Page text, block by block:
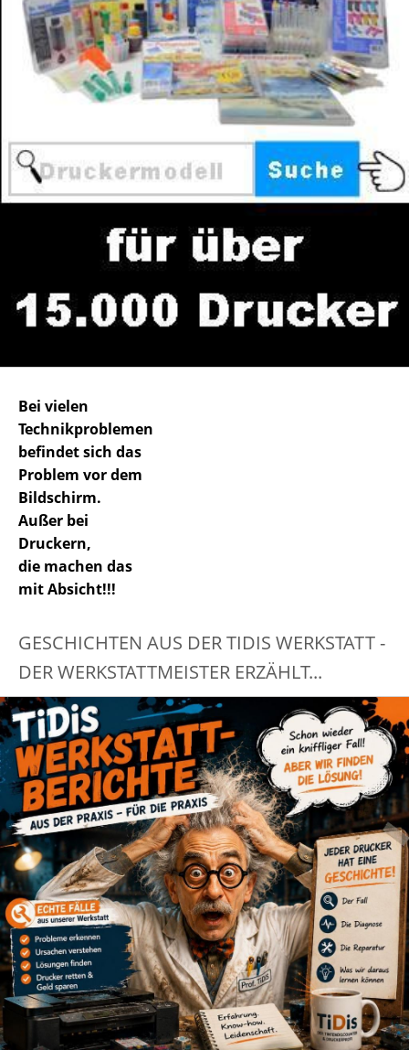
Bei vielen
Technikproblemen
befindet sich das
Problem vor dem
Bildschirm.
Außer bei
Druckern,
die machen das
mit Absicht!!!
GESCHICHTEN AUS DER TIDIS WERKSTATT -
DER WERKSTATTMEISTER ERZÄHLT...